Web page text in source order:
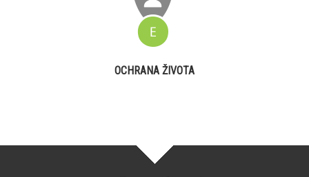
OCHRANA ŽIVOTA